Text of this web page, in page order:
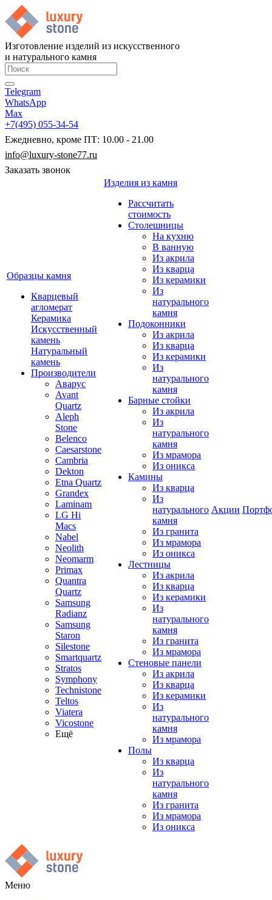
Изготовление изделий из искусственного
и натурального камня
Telegram
WhatsApp
Max
+7(495) 055-34-54
Ежедневно, кроме ПТ: 10.00 - 21.00
info@luxury-stone77.ru
Заказать звонок
Образцы камня
Кварцевый
агломерат
Керамика
Искусственный
камень
Натуральный
камень
Производители
Аварус
Avant
Quartz
Aleph
Stone
Belenco
Caesarstone
Cambria
Dekton
Etna Quartz
Grandex
Laminam
LG Hi
Macs
Nabel
Neolith
Neomarm
Primax
Quantra
Quartz
Samsung
Radianz
Samsung
Staron
Silestone
Smartquartz
Stratos
Symphony
Technistone
Teltos
Viatera
Vicostone
Ещё
Изделия из камня
Рассчитать
стоимость
Столешницы
На кухню
В ванную
Из акрила
Из кварца
Из керамики
Из
натурального
камня
Подоконники
Из акрила
Из кварца
Из керамики
Из
натурального
камня
Барные стойки
Из акрила
Из
натурального
камня
Из мрамора
Из оникса
Камины
Из кварца
Из
натурального
камня
Из гранита
Из мрамора
Из оникса
Лестницы
Из акрила
Из кварца
Из керамики
Из
натурального
камня
Из гранита
Из мрамора
Стеновые панели
Из акрила
Из кварца
Из керамики
Из
натурального
камня
Из мрамора
Полы
Из кварца
Из
натурального
камня
Из гранита
Из мрамора
Из оникса
Акции
Меню